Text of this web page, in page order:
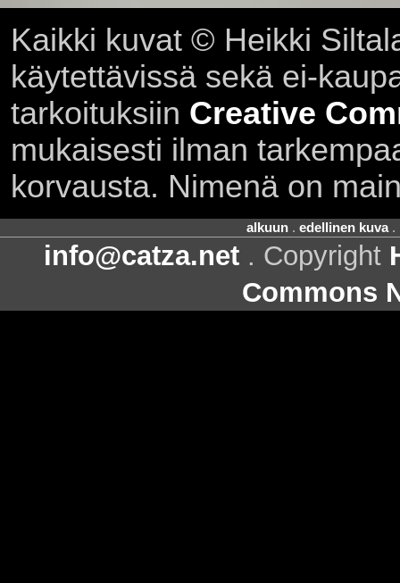
Kaikki kuvat © Heikki
käytettävissä sekä ei-
tarkoituksiin Creative
mukaisesti ilman
korvausta. Nimenä on
alkuun. edellinen kuva.
info@catza.net . Copyright
Commons